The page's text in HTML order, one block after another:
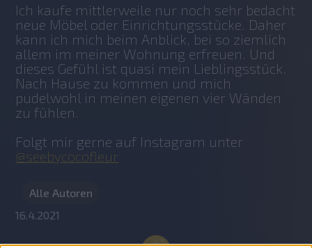
Ich kaufe mittlerweile nur noch sehr bedacht
neue Möbel oder Einrichtungsstücke. Daher
kann ich mich beim Anblick, bei so ziemlich
allem im meiner Wohnung erfreuen. Und
dieses Gefühl ist quasi mein Lieblingsstück.
Nach Hause zu kommen und mich
pudelwohl in meinen eigenen vier Wänden
zu fühlen.
@seebycocofleur
Alle Autoren
16.4.2021